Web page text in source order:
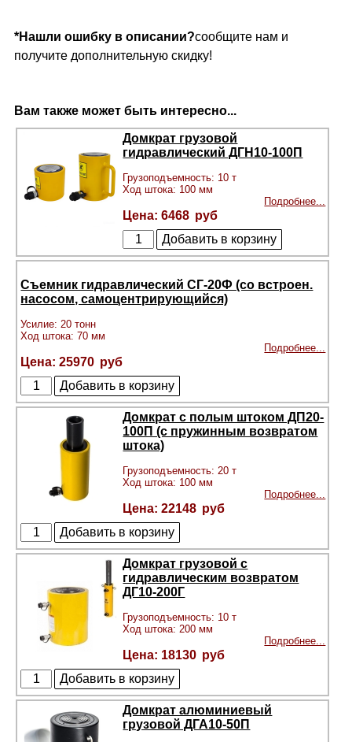
*Нашли ошибку в описании?сообщите нам и
получите дополнительную скидку!
Вам также может быть интересно...
Домкрат грузовой
гидравлический ДГН10-100П
Грузоподъемность: 10 т
Ход штока: 100 мм
Подробнее...
6468
Съемник гидравлический СГ-20Ф (со встроен.
насосом, самоцентрирующийся)
Усилие: 20 тонн
Ход штока: 70 мм
Подробнее...
25970
Домкрат с полым штоком ДП20-
100П (с пружинным возвратом
штока)
Грузоподъемность: 20 т
Ход штока: 100 мм
Подробнее...
22148
Домкрат грузовой с
гидравлическим возвратом
ДГ10-200Г
Грузоподъемность: 10 т
Ход штока: 200 мм
Подробнее...
18130
Домкрат алюминиевый
грузовой ДГА10-50П